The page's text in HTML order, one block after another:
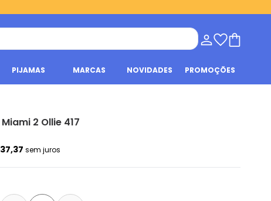
PIJAMAS MARCAS NOVIDADES PROMOÇÕES
2 Ollie 417
sem juros